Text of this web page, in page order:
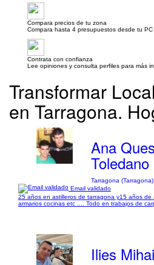
Compara precios de tu zona
Compara hasta 4 presupuestos desde tu PC
Contrata con confianza
Lee opiniones y consulta perfiles para más
Transformar
en Tarragona.
Ana
Toledano
Tarragona
Email validado
25 años en astilleros de tarragona y15 años
armarios cocinas etc .... Todo en trabajos de
Ilies Mihai